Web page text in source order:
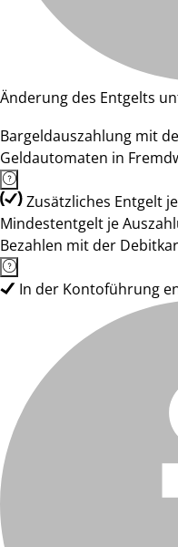
Änderung des Entgelts
Bargeldauszahlung mit
Geldautomaten in
Zusätzliches Entgelt
Mindestentgelt je
Bezahlen mit der
In der Kontoführung